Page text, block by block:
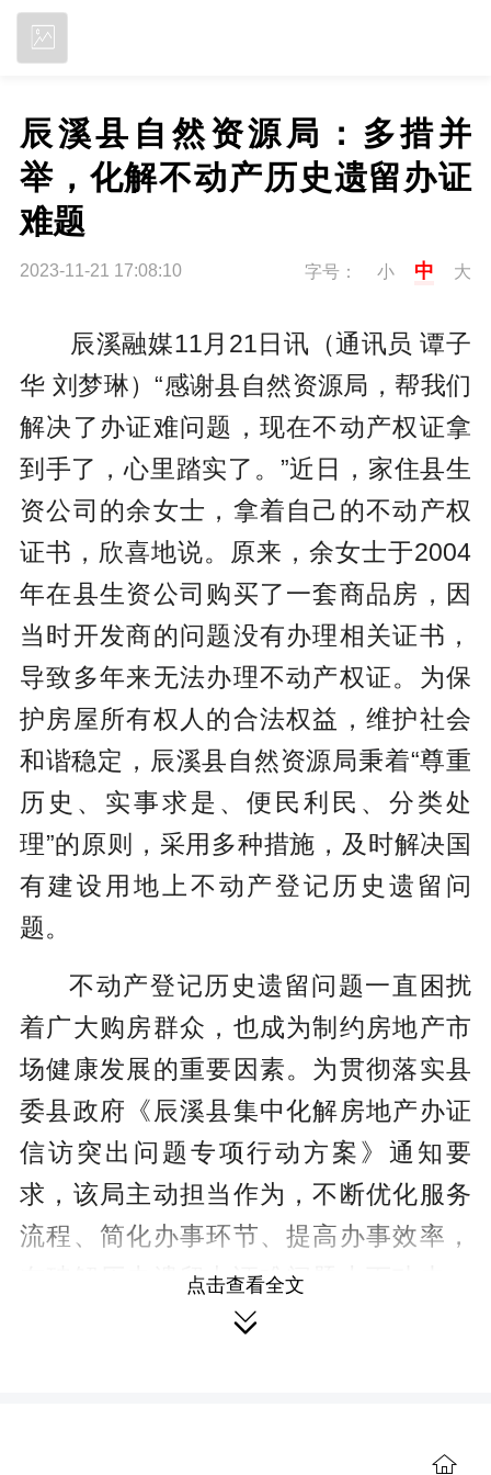
辰溪县自然资源局：多措并
举，化解不动产历史遗留办证
难题
2023-11-21 17:08:10 字号： 小 中 大
辰溪融媒11月21日讯（通讯员 谭子
华 刘梦琳）“感谢县自然资源局，帮我们
解决了办证难问题，现在不动产权证拿
到手了，心里踏实了。”近日，家住县生
资公司的余女士，拿着自己的不动产权
证书，欣喜地说。原来，余女士于2004
年在县生资公司购买了一套商品房，因
当时开发商的问题没有办理相关证书，
导致多年来无法办理不动产权证。为保
护房屋所有权人的合法权益，维护社会
和谐稳定，辰溪县自然资源局秉着“尊重
历史、实事求是、便民利民、分类处
理”的原则，采用多种措施，及时解决国
有建设用地上不动产登记历史遗留问
题。
不动产登记历史遗留问题一直困扰
着广大购房群众，也成为制约房地产市
场健康发展的重要因素。为贯彻落实县
委县政府《辰溪县集中化解房地产办证
信访突出问题专项行动方案》通知要
求，该局主动担当作为，不断优化服务
流程、简化办事环节、提高办事效率，
在破解历史遗留办证难问题上下功夫、
人为成员的领导小组，针对登记工作中
点击查看全文
